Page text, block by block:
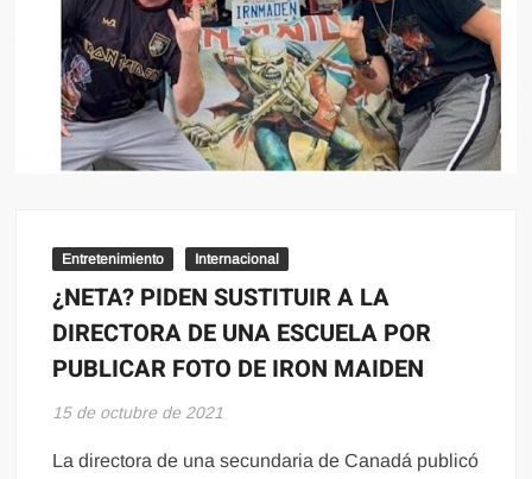
Entretenimiento Internacional
¿NETA? PIDEN SUSTITUIR A LA
DIRECTORA DE UNA ESCUELA POR
PUBLICAR FOTO DE IRON MAIDEN
15 de octubre de 2021
La directora de una secundaria de Canadá publicó